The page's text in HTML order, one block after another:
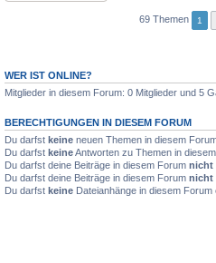
69 Themen 1
WER IST ONLINE?
Mitglieder in diesem Forum: 0 Mitglieder und 5
BERECHTIGUNGEN IN DIESEM FORUM
Du darfst keine neuen Themen in diesem
Du darfst keineAntworten zu Themen in
Du darfst deine Beiträge in diesem Forum nicht
Du darfst deine Beiträge in diesem Forum nicht
Du darfst keine Dateianhänge in diesem Forum